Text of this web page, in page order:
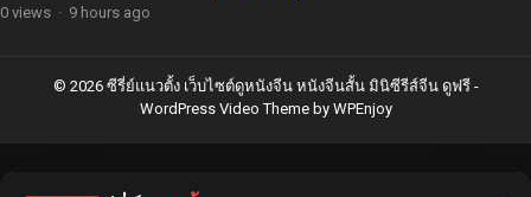
0 views · 9 hours ago
© 2026 ซีรี่ย์แนวตั้ง เว็บไซต์ดูหนังจีน หนังจีนสั้น มินิซีรีส์จีน ดูฟรี -
WordPress Video Themeby WPEnjoy